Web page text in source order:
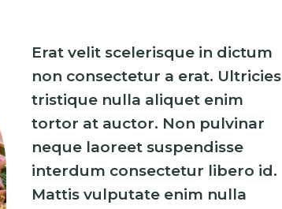
Erat velit scelerisque in dictum
non consectetur a erat. Ultricies
tristique nulla aliquet enim
tortor at auctor. Non pulvinar
neque laoreet suspendisse
interdum consectetur libero id.
Mattis vulputate enim nulla